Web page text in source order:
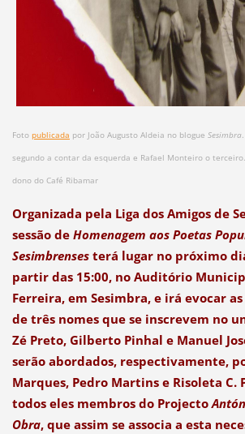
Foto publicada por João Augusto Aldeia no blogue Sesimbra
segundo a contar da esquerda e Rafael Monteiro o
dono do Café Ribamar
Organizada pela Liga dos Amigos de
sessão de Homenagem aos Poetas
Sesimbrensesterá lugar no próximo
partir das 15:00, no Auditório
Ferreira, em Sesimbra, e irá evocar
de três nomes que se inscrevem no
Zé Preto, Gilberto Pinhal e Manuel
serão abordados, respectivamente,
Marques, Pedro Martins e Risoleta C.
todos eles membros do Projecto
Obra, que assim se associa a esta